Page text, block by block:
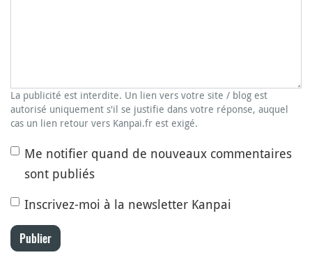
La publicité est interdite. Un lien vers votre site / blog est
autorisé uniquement s'il se justifie dans votre réponse, auquel
cas un lien retour vers Kanpai.fr est exigé.
Me notifier quand de nouveaux commentaires
sont publiés
Inscrivez-moi à la newsletter Kanpai
Publier